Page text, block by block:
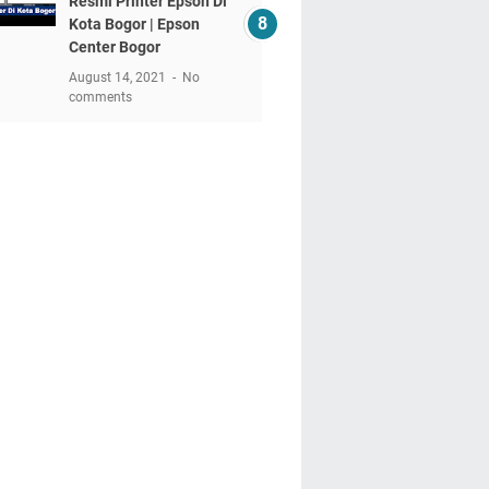
Kota Bogor | Epson
Center Bogor
August 14, 2021
No
comments